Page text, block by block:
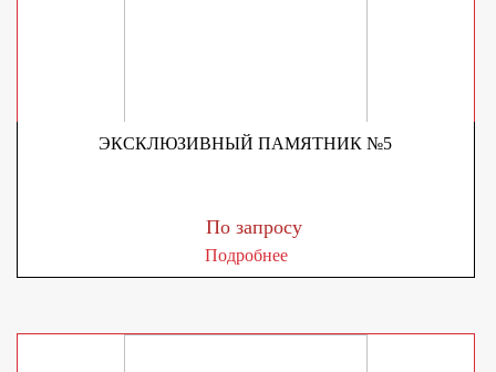
ЭКСКЛЮЗИВНЫЙ ПАМЯТНИК №5
По запросу
Подробнее